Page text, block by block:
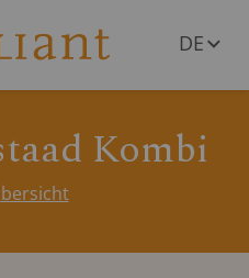
DE
Kombi